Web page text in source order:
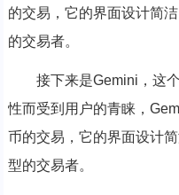
的交易，它的界面设计简
的交易者。
接下来是Gemini，这
性而受到用户的青睐，
币的交易，它的界面设计
型的交易者。